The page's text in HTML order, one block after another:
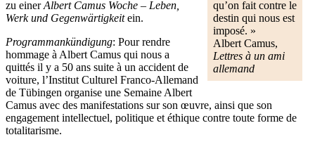
qu’on fait contre le
destin qui nous est
imposé. »
Albert Camus,
Lettres à un ami
allemand
zu einerAlbert Camus Woche – Leben,
Werk und Gegenwärtigkeitein.
Programmankündigung: Pour rendre
hommage à Albert Camus qui nous a
quittés il y a 50 ans suite à un accident de
voiture, l’Institut Culturel Franco-Allemand
de Tübingen organise une Semaine Albert
Camus avec des manifestations sur son œuvre, ainsi que son
engagement intellectuel, politique et éthique contre toute forme de
totalitarisme.